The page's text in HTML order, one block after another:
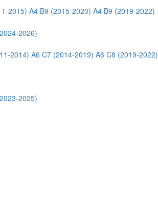
2015) A4 B9 (2015-2020) A4 B9 (2019-2022)
2026)
2014) A6 C7 (2014-2019) A6 C8 (2019-2022)
2025)